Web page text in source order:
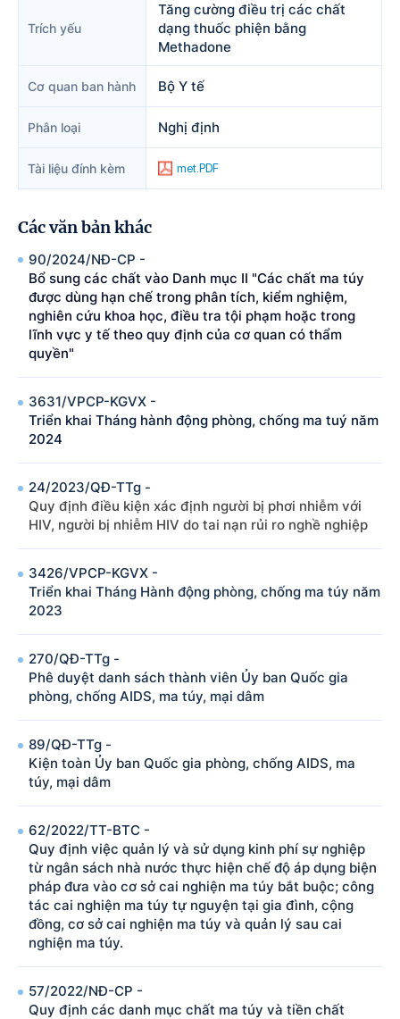
Trích yếu
Tăng cường điều trị các chất
dạng thuốc phiện bằng
Methadone
Cơ quan ban hành Bộ Y tế
Phân loại Nghị định
Tài liệu đính kèm met.PDF
Các văn bản khác
90/2024/NÐ-CP -
Bổ sung các chất vào Danh mục II "Các chất ma túy
được dùng hạn chế trong phân tích, kiểm nghiệm,
nghiên cứu khoa học, điều tra tội phạm hoặc trong
lĩnh vực y tế theo quy định của cơ quan có thẩm
quyền"
3631/VPCP-KGVX -
Triển khai Tháng hành động phòng, chống ma tuý năm
2024
24/2023/QÐ-TTg -
Quy định điều kiện xác định người bị phơi nhiễm với
HIV, người bị nhiễm HIV do tai nạn rủi ro nghề nghiệp
3426/VPCP-KGVX -
Triển khai Tháng Hành động phòng, chống ma túy năm
2023
270/QÐ-TTg -
Phê duyệt danh sách thành viên Ủy ban Quốc gia
phòng, chống AIDS, ma túy, mại dâm
89/QÐ-TTg -
Kiện toàn Ủy ban Quốc gia phòng, chống AIDS, ma
túy, mại dâm
62/2022/TT-BTC -
Quy định việc quản lý và sử dụng kinh phí sự nghiệp
từ ngân sách nhà nước thực hiện chế độ áp dụng biện
pháp đưa vào cơ sở cai nghiện ma túy bắt buộc; công
tác cai nghiện ma túy tự nguyện tại gia đình, cộng
đồng, cơ sở cai nghiện ma túy và quản lý sau cai
nghiện ma túy.
57/2022/NÐ-CP -
Quy định các danh mục chất ma túy và tiền chất